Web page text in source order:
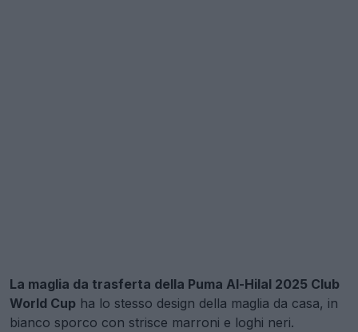
La maglia da trasferta della Puma Al-Hilal 2025 Club
World Cup ha lo stesso design della maglia da casa, in
bianco sporco con strisce marroni e loghi neri.